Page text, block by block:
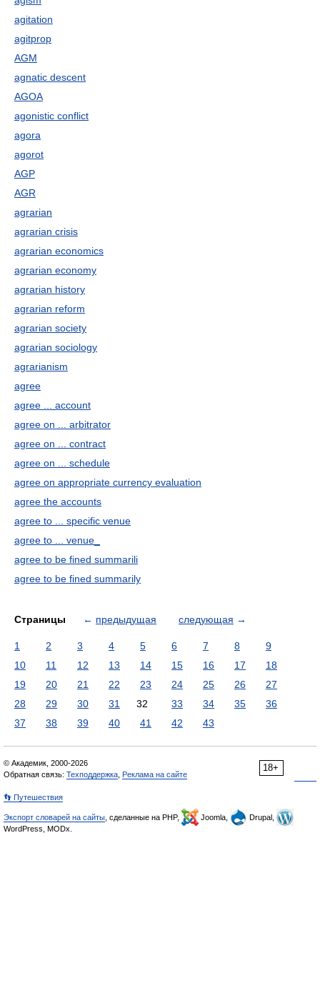
agitation
agitprop
AGM
agnatic descent
AGOA
agonistic conflict
agora
agorot
AGP
AGR
agrarian
agrarian crisis
agrarian economics
agrarian economy
agrarian history
agrarian reform
agrarian society
agrarian sociology
agrarianism
agree
agree ... account
agree on ... arbitrator
agree on ... contract
agree on ... schedule
agree on appropriate currency evaluation
agree the accounts
agree to ... specific venue
agree to ... venue_
agree to be fined summarili
agree to be fined summarily
Страницы ← предыдущая следующая →
1 2 3 4 5 6 7 8
9
10
11 12 13 14 15 16 17
18
19
20 21 22 23 24 25 26
27
28
29 30 31 32 33 34 35
36
37
38 39 40 41 42 43
18+
© Академик, 2000-2026
Обратная связь: Техподдержка Реклама на сайте
👣 Путешествия
Экспорт словарей на сайты , сделанные на PHP, Joomla,
Drupal,
WordPress, MODx.